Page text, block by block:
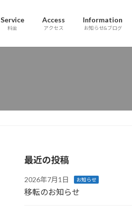
Service
料金
Access
アクセス
Information
お知らせ&ブログ
最近の投稿
2026年7月1日 お知らせ
移転のお知らせ